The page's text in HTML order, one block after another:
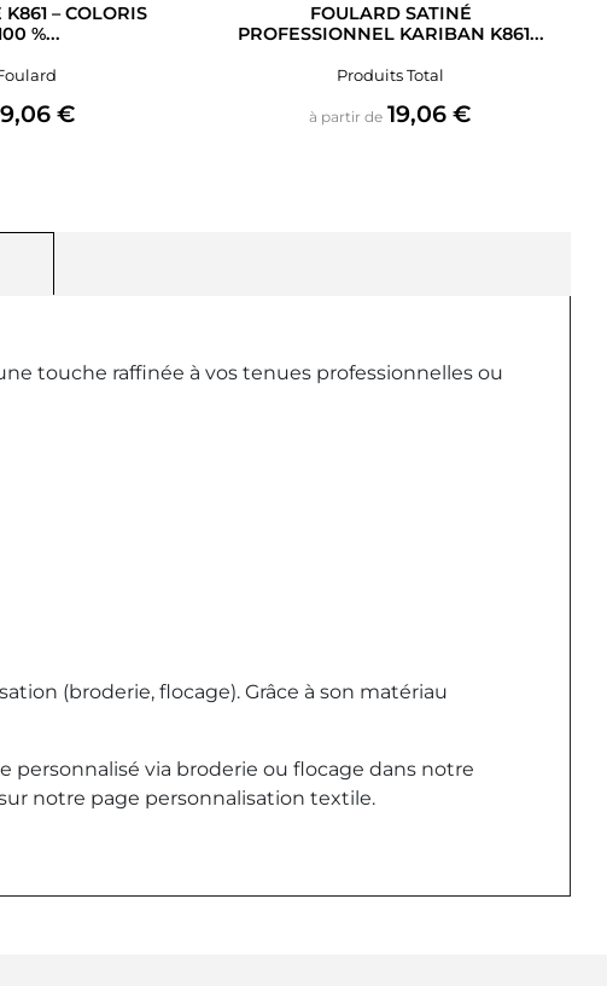
– COLORIS
%...
€
FOULARD SATINÉ
PROFESSIONNEL KARIBAN K861...
Produits Total
à partir de Prix
19,06 €
touche raffinée à vos tenues professionnelles ou
(broderie, flocage). Grâce à son matériau
personnalisé via broderie ou flocage dans notre
notre page personnalisation textile.